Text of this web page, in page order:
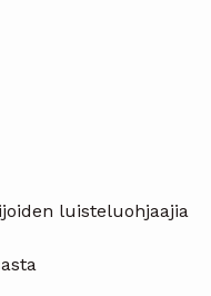
luisteluohjaajia